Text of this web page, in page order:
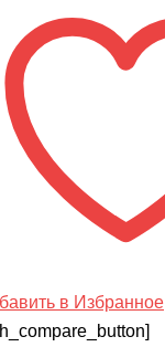
в Избранное